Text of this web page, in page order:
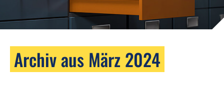
Archiv aus März 2024